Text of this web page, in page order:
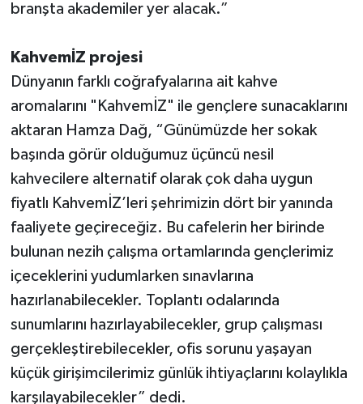
branşta akademiler yer alacak.”
KahvemİZ projesi
Dünyanın farklı coğrafyalarına ait kahve
aromalarını "KahvemİZ" ile gençlere sunacaklarını
aktaran Hamza Dağ, “Günümüzde her sokak
başında görür olduğumuz üçüncü nesil
kahvecilere alternatif olarak çok daha uygun
fiyatlı KahvemİZ’leri şehrimizin dört bir yanında
faaliyete geçireceğiz. Bu cafelerin her birinde
bulunan nezih çalışma ortamlarında gençlerimiz
içeceklerini yudumlarken sınavlarına
hazırlanabilecekler. Toplantı odalarında
sunumlarını hazırlayabilecekler, grup çalışması
gerçekleştirebilecekler, ofis sorunu yaşayan
küçük girişimcilerimiz günlük ihtiyaçlarını kolaylıkla
karşılayabilecekler” dedi.